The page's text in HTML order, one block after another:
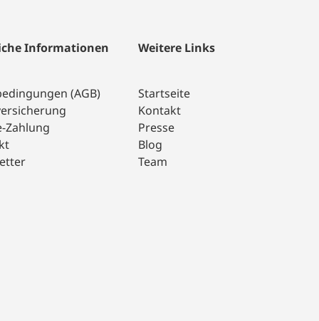
Informationen
(AGB)
Zahlung
Weitere Links
Startseite
Kontakt
Presse
Blog
Team